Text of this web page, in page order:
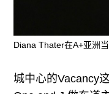
Diana Thater在A+亚洲
城中心的Vacancy